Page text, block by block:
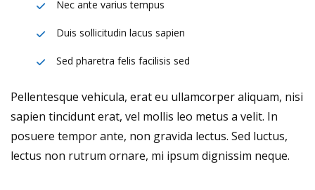
Nec ante varius tempus
Duis sollicitudin lacus sapien
Sed pharetra felis facilisis sed
Pellentesque vehicula, erat eu ullamcorper aliquam, nisi
sapien tincidunt erat, vel mollis leo metus a velit. In
posuere tempor ante, non gravida lectus. Sed luctus,
lectus non rutrum ornare, mi ipsum dignissim neque.